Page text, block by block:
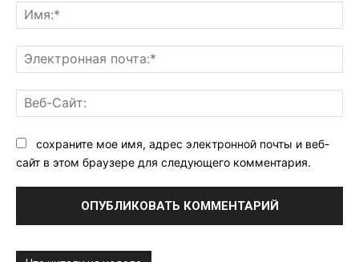
сохраните мое имя, адрес электронной почты и веб-
сайт в этом браузере для следующего комментария.